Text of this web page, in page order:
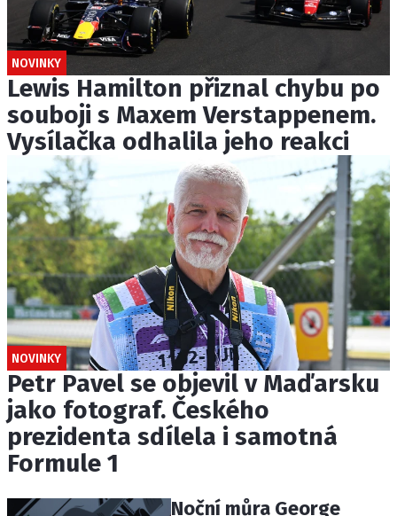
NOVINKY
Lewis Hamilton přiznal chybu po
souboji s Maxem Verstappenem.
Vysílačka odhalila jeho reakci
NOVINKY
Petr Pavel se objevil v Maďarsku
jako fotograf. Českého
prezidenta sdílela i samotná
Formule 1
Noční můra George